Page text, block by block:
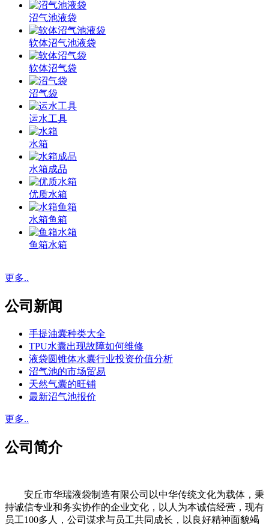
沼气池液袋
软体沼气池液袋
软体沼气袋
沼气袋
运水工具
水箱
水箱成品
优质水箱
水箱鱼箱
鱼箱水箱
更多..
公司新闻
手提油囊种类大全
TPU水囊出现故障如何维修
液袋圆锥体水囊行业投资价值分析
沼气池的市场贸易
天然气囊的旺铺
最新沼气池报价
更多..
公司简介
安丘市华瑞液袋制造有限公司以中华传统文化为载体，秉
持诚信专业和务实协作的企业文化，以人为本诚信经营，现有
员工100多人，公司谋求与员工共同成长，以良好精神面貌竭